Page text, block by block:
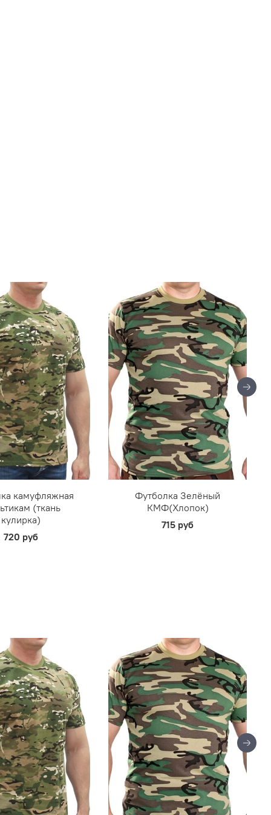
камуфляжная
(ткань
кулирка)
720 руб
Футболка Зелёный
КМФ(Хлопок)
715 руб